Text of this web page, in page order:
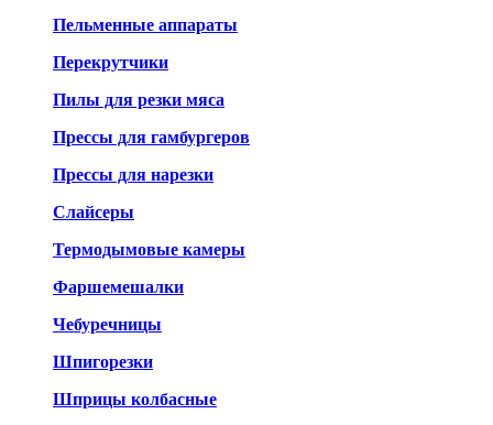
Пельменные аппараты
Перекрутчики
Пилы для резки мяса
Прессы для гамбургеров
Прессы для нарезки
Слайсеры
Термодымовые камеры
Фаршемешалки
Чебуречницы
Шпигорезки
Шприцы колбасные